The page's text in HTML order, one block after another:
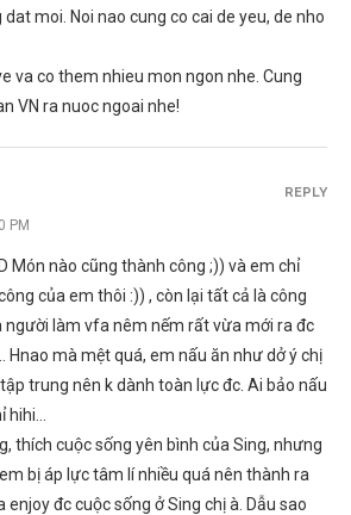
moi. Noi nao cung co cai de yeu, de nho
va co them nhieu mon ngon nhe. Cung
VN ra nuoc ngoai nhe!
PM
Món nào cũng thành công ;)) và em chỉ
của em thôi :)) , còn lại tất cả là công
người làm vfa nêm nếm rất vừa mới ra đc
Hnao mà mệt quá, em nấu ăn như dở ý chị
trung nên k dành toàn lực đc. Ai bảo nấu
hihi…
thích cuộc sống yên bình của Sing, nhưng
bị áp lực tâm lí nhiều quá nên thành ra
đc cuộc sống ở Sing chị à. Dẫu sao
REPLY